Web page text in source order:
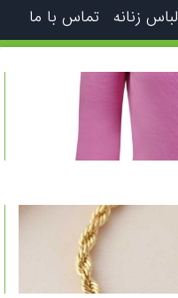
لباس زنانه تماس با ما